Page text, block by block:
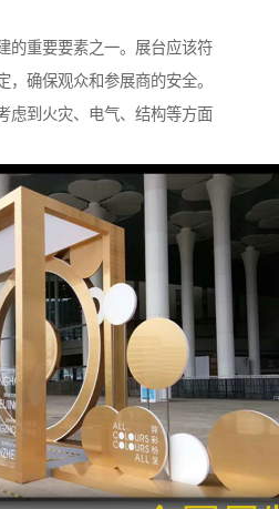
的重要要素之一。展台应该符
，确保观众和参展商的安全。
虑到火灾、电气、结构等方面